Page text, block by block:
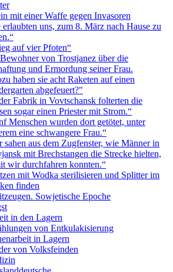
mit einer Waffe gegen Invasoren
erlaubten uns, zum 8. März nach Hause zu
auf vier Pfoten“
von Trostjanez über die
und Ermordung seiner Frau.
haben sie acht Raketen auf einen
abgefeuert?"
Fabrik in Vovtschansk folterten die
sogar einen Priester mit Strom.“
Menschen wurden dort getötet, unter
eine schwangere Frau.“
sahen aus dem Zugfenster, wie Männer in
mit Brechstangen die Strecke hielten,
wir durchfahren konnten.“
mit Wodka sterilisieren und Splitter im
finden
Sowjetische Epoche
in den Lagern
von Entkulakisierung
in Lagern
von Volksfeinden